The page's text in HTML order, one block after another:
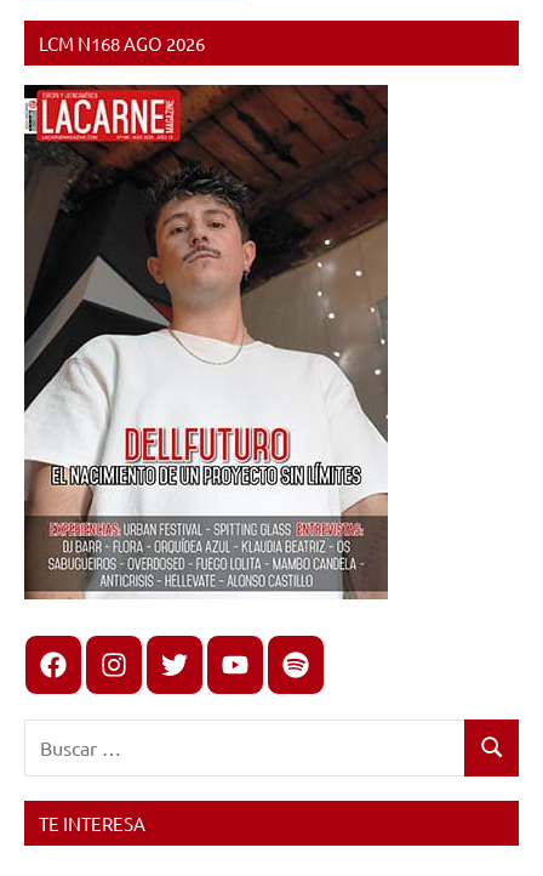
LCM N168 AGO 2026
FacebookInstagram
X youtubespotify
Buscar
TE INTERESA